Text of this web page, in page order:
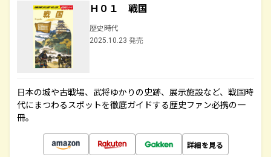
Ｈ０１ 戦国
歴史時代
2025.10.23 発売
日本の城や古戦場、武将ゆかりの史跡、展示施設など、戦国時
代にまつわるスポットを徹底ガイドする歴史ファン必携の一
冊。
詳細を見る